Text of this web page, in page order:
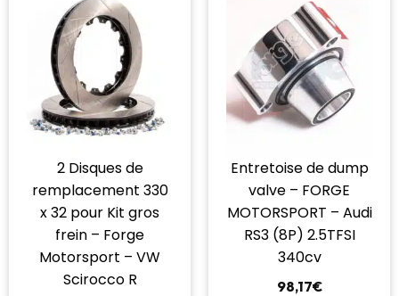
2 Disques de
remplacement 330
x 32 pour Kit gros
frein – Forge
Motorsport – VW
Scirocco R
Entretoise de dump
valve – FORGE
MOTORSPORT – Audi
RS3 (8P) 2.5TFSI
340cv
98,17€